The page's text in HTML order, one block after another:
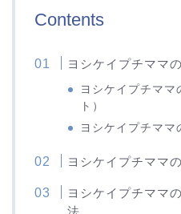
Contents
ヨシケイプチママ
ヨシケイプチママ
ト）
ヨシケイプチママ
ヨシケイプチママ
ヨシケイプチママ
法